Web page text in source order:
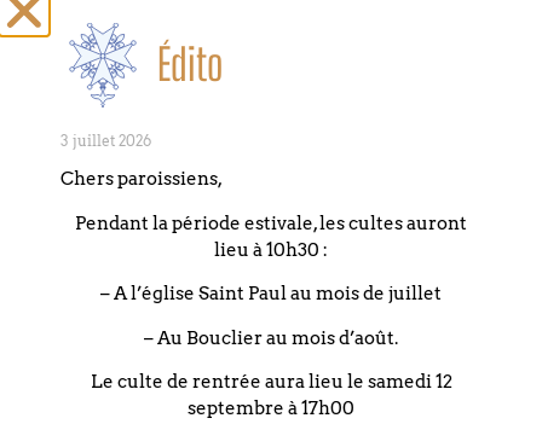
invite à un temps d’échanges et de
partage sur la manière dont la foi
protestante peut impacter nos choix.
paroisse réformée Saint-Paul et
accompagnés de Frédéric Rognon,
professeur de philosophie à la Faculté de
que nous ressentons, ce que nous
croyons, et ce que nous espérons face à
la situation politique que nous
Édito
3 juillet 2026
Chers paroissiens,
Pendant la période estivale, les cultes auront
lieu à 10h30 :
– A l’église Saint Paul au mois de juillet
– Au Bouclier au mois d’août.
Le culte de rentrée aura lieu le samedi 12
septembre à 17h00